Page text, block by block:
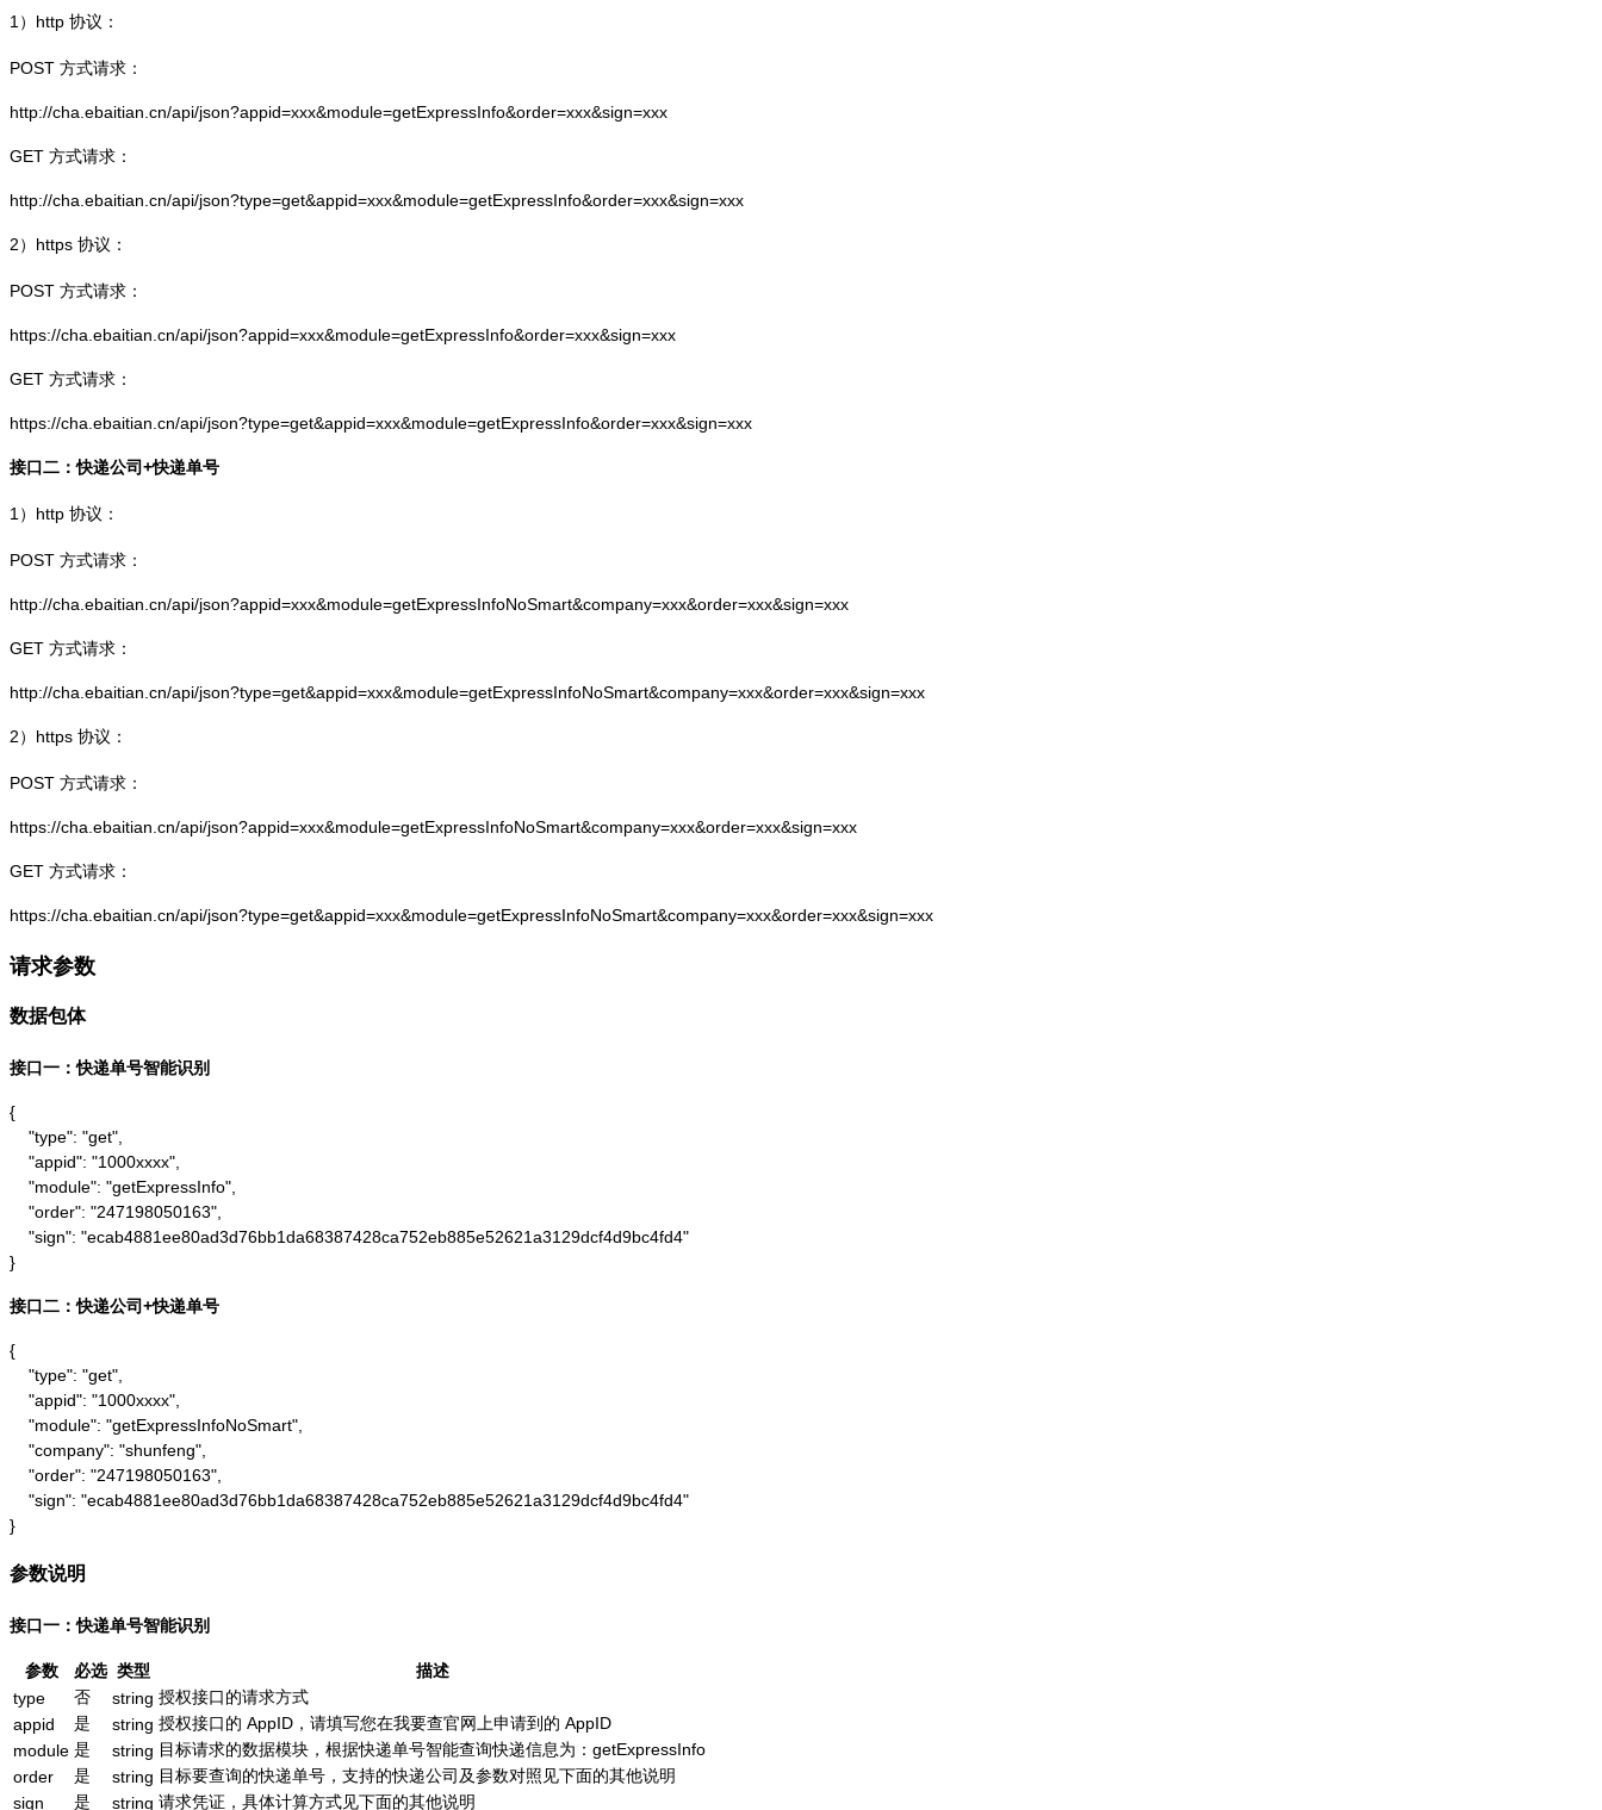
1） http 协议：
POST 方式请求：
http://cha.ebaitian.cn/api/json?appid=xxx&module=getExpressInfo&order=xxx&sign=xxx
GET 方式请求：
http://cha.ebaitian.cn/api/json?type=get&appid=xxx&module=getExpressInfo&order=xxx&sign=xxx
2） https 协议：
POST 方式请求：
https://cha.ebaitian.cn/api/json?appid=xxx&module=getExpressInfo&order=xxx&sign=xxx
GET 方式请求：
https://cha.ebaitian.cn/api/json?type=get&appid=xxx&module=getExpressInfo&order=xxx&sign=xxx
接口二：快递公司+快递单号
1） http 协议：
POST 方式请求：
http://cha.ebaitian.cn/api/json?appid=xxx&module=getExpressInfoNoSmart&company=xxx&order=xxx&sign=xxx
GET 方式请求：
http://cha.ebaitian.cn/api/json?type=get&appid=xxx&module=getExpressInfoNoSmart&company=xxx&order=xxx&sign=xxx
2） https 协议：
POST 方式请求：
https://cha.ebaitian.cn/api/json?appid=xxx&module=getExpressInfoNoSmart&company=xxx&order=xxx&sign=xxx
GET 方式请求：
https://cha.ebaitian.cn/api/json?type=get&appid=xxx&module=getExpressInfoNoSmart&company=xxx&order=xxx&sign=xxx
请求参数
数据包体
接口一：快递单号智能识别
{
    "type": "get",
    "appid": "1000xxxx",
    "module": "getExpressInfo",
    "order": "247198050163",
    "sign": "ecab4881ee80ad3d76bb1da68387428ca752eb885e52621a3129dcf4d9bc4fd4"
}
接口二：快递公司+快递单号
{
    "type": "get",
    "appid": "1000xxxx",
    "module": "getExpressInfoNoSmart",
    "company": "shunfeng",
    "order": "247198050163",
    "sign": "ecab4881ee80ad3d76bb1da68387428ca752eb885e52621a3129dcf4d9bc4fd4"
}
参数说明
接口一：快递单号智能识别
参数 必选 类型
描述
type
否 string 授权接口的请求方式
appid
是 string 授权接口的 AppID，请填写您在我要查官网上申请到的 AppID
module 是 string 目标请求的数据模块，根据快递单号智能查询快递信息为：getExpressInfo
order
是 string 目标要查询的快递单号，支持的快递公司及参数对照见下面的其他说明
sign
是 string 请求凭证，具体计算方式见下面的其他说明